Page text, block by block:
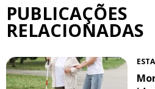
PUBLICAÇÕES
RELACIONADAS